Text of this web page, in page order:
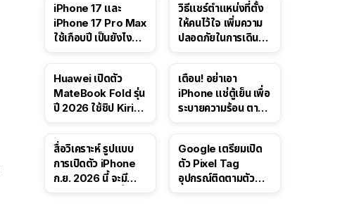
iPhone 17 และ
iPhone 17 Pro Max
ใช้เกือบปี เป็นยังไง
วิธีแชร์ตำแหน่งที่ตั้ง
ให้คนไว้ใจ เพิ่มความ
ปลอดภัยในการเดิน
Huawei เปิดตัว
MateBook Fold รุ่น
ปี 2026 ใช้ชิป Kirin
เตือน! อย่าเอา
iPhone แช่ตู้เย็น เพื่อ
ระบายความร้อน ตาม
สื่อวิเคราะห์ รูปแบบ
การเปิดตัว iPhone
ก.ย. 2026 นี้ จะมี
Google เตรียมเปิด
ตัว Pixel Tag
อุปกรณ์ติดตามตัว